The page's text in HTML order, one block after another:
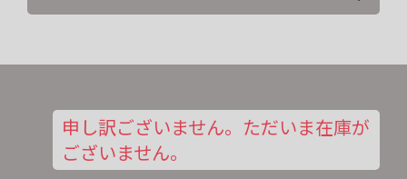
申し訳ございません。ただいま在庫が
ございません。